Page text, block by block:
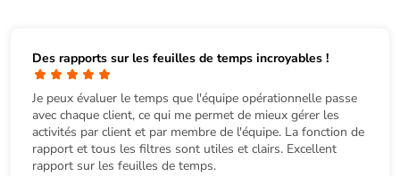
Des rapports sur les feuilles de temps incroyables !
Je peux évaluer le temps que l'équipe opérationnelle passe
avec chaque client, ce qui me permet de mieux gérer les
activités par client et par membre de l'équipe. La fonction de
rapport et tous les filtres sont utiles et clairs. Excellent
rapport sur les feuilles de temps.